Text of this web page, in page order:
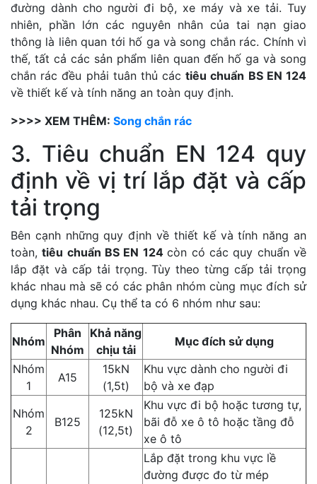
đường dành cho người đi bộ, xe máy và xe tải. Tuy
nhiên, phần lớn các nguyên nhân của tai nạn giao
thông là liên quan tới hố ga và song chắn rác. Chính vì
thế, tất cả các sản phẩm liên quan đến hố ga và song
chắn rác đều phải tuân thủ cáctiêu chuẩn BS EN 124
về thiết kế và tính năng an toàn quy định.
>>>> XEM THÊM: Song chắn rác
3. Tiêu chuẩn EN 124 quy
định về vị trí lắp đặt và cấp
tải trọng
Bên cạnh những quy định về thiết kế và tính năng an
toàn,tiêu chuẩn BS EN 124còn có các quy chuẩn về
lắp đặt và cấp tải trọng. Tùy theo từng cấp tải trọng
khác nhau mà sẽ có các phân nhóm cùng mục đích sử
dụng khác nhau. Cụ thể ta có 6 nhóm như sau:
Nhóm
Phân
Nhóm
Khả năng
chịu tải
Mục đích sử dụng
Nhóm
1
A15
15kN
(1,5t)
Khu vực dành cho người đi
bộ và xe đạp
Nhóm
2
B125
125kN
(12,5t)
Khu vực đi bộ hoặc tương tự,
bãi đỗ xe ô tô hoặc tầng đỗ
xe ô tô
Lắp đặt trong khu vực lề
đường được đo từ mép